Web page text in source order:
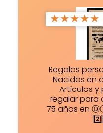
★★★★★
Regalos
Nacidos en
Artículos
regalar para
75 años